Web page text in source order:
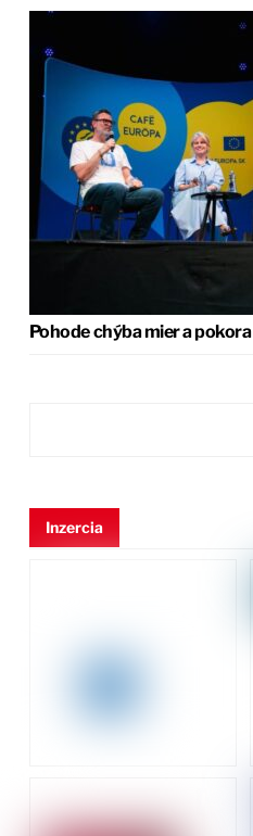
Pohode chýba mier a pokora
Inzercia